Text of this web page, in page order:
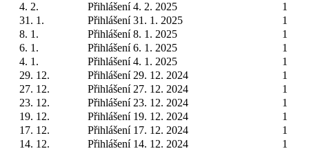
4. 2.
Přihlášení 4. 2. 2025
1
31. 1.
Přihlášení 31. 1. 2025
1
8. 1.
Přihlášení 8. 1. 2025
1
6. 1.
Přihlášení 6. 1. 2025
1
4. 1.
Přihlášení 4. 1. 2025
1
29. 12.
Přihlášení 29. 12. 2024
1
27. 12.
Přihlášení 27. 12. 2024
1
23. 12.
Přihlášení 23. 12. 2024
1
19. 12.
Přihlášení 19. 12. 2024
1
17. 12.
Přihlášení 17. 12. 2024
1
14. 12.
Přihlášení 14. 12. 2024
1